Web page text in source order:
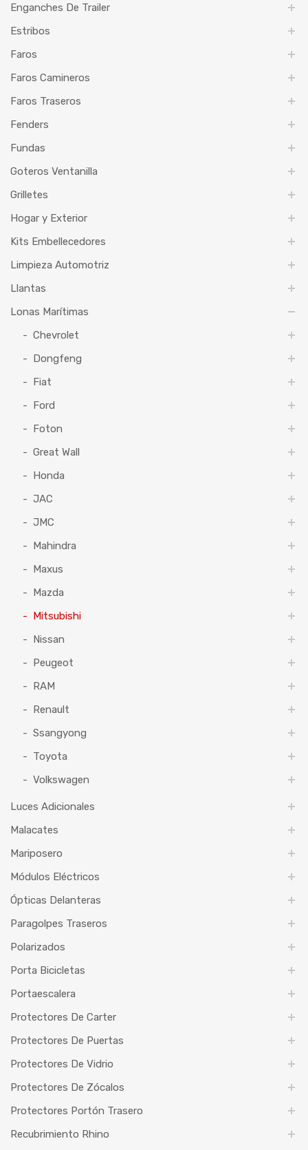
Enganches De Trailer
Estribos
Faros
Faros Camineros
Faros Traseros
Fenders
Fundas
Goteros Ventanilla
Grilletes
Hogar y Exterior
Kits Embellecedores
Limpieza Automotriz
Llantas
Lonas Marítimas
Chevrolet
Dongfeng
Fiat
Ford
Foton
Great Wall
Honda
JAC
JMC
Mahindra
Maxus
Mazda
Mitsubishi
Nissan
Peugeot
RAM
Renault
Ssangyong
Toyota
Volkswagen
Luces Adicionales
Malacates
Mariposero
Módulos Eléctricos
Ópticas Delanteras
Paragolpes Traseros
Polarizados
Porta Bicicletas
Portaescalera
Protectores De Carter
Protectores De Puertas
Protectores De Vidrio
Protectores De Zócalos
Protectores Portón Trasero
Recubrimiento Rhino